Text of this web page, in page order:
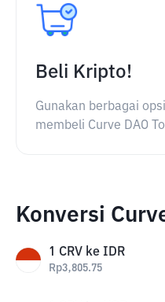
Beli Kripto!
Gunakan berbagai
membeli Curve DAO
Konversi
1 CRV ke IDR
Rp3,805.75